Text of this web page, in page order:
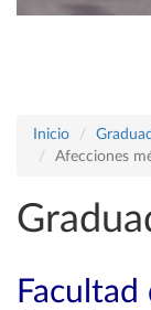
Inicio
Afecciones
Facultad